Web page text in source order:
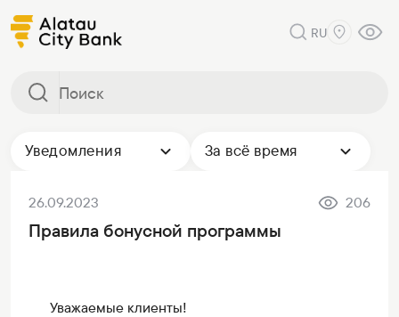
RU
Уведомления За всё время
26.09.2023 206
Правила бонусной программы
Уважаемые клиенты!